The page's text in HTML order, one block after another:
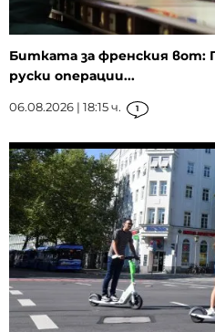
Битката за френския вот:
руски операции...
06.08.2026 | 18:15 ч. 1